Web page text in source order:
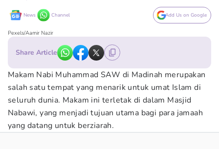
News Channel Add Us on Google
Pexels/Aamir Nazir
Share Article
Makam Nabi Muhammad SAW di Madinah merupakan
salah satu tempat yang menarik untuk umat Islam di
seluruh dunia. Makam ini terletak di dalam Masjid
Nabawi, yang menjadi tujuan utama bagi para jamaah
yang datang untuk berziarah.